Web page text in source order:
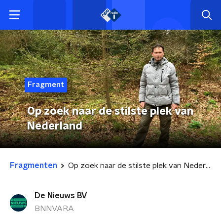
Fragment
Op zoek naar de stilste plek van
Nederland
Fragmenten Op zoek naar de stilste plek van Nederland
De Nieuws BV
BNNVARA